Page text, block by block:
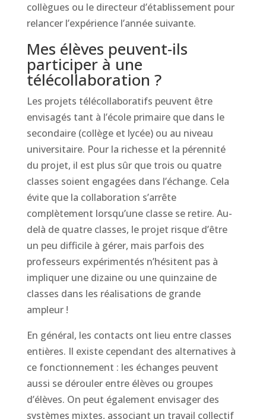
collègues ou le directeur d’établissement pour
relancer l’expérience l’année suivante.
Mes élèves peuvent-ils
participer à une
télécollaboration ?
Les projets télécollaboratifs peuvent être
envisagés tant à l’école primaire que dans le
secondaire (collège et lycée) ou au niveau
universitaire. Pour la richesse et la pérennité
du projet, il est plus sûr que trois ou quatre
classes soient engagées dans l’échange. Cela
évite que la collaboration s’arrête
complètement lorsqu’une classe se retire. Au-
delà de quatre classes, le projet risque d’être
un peu difficile à gérer, mais parfois des
professeurs expérimentés n’hésitent pas à
impliquer une dizaine ou une quinzaine de
classes dans les réalisations de grande
ampleur !
En général, les contacts ont lieu entre classes
entières. Il existe cependant des alternatives à
ce fonctionnement : les échanges peuvent
aussi se dérouler entre élèves ou groupes
d’élèves. On peut également envisager des
systèmes mixtes, associant un travail collectif